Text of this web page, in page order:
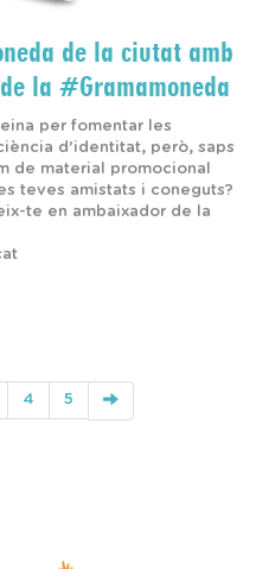
de la ciutat amb
la #Gramamoneda
per fomentar les
d'identitat, però, saps
de material promocional
teves amistats i coneguts?
te en ambaixador de la
4 5